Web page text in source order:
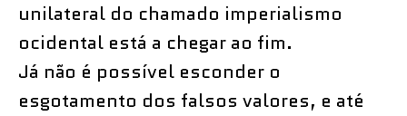
unilateral do chamado imperialismo
ocidental está a chegar ao fim.
Já não é possível esconder o
esgotamento dos falsos valores, e até